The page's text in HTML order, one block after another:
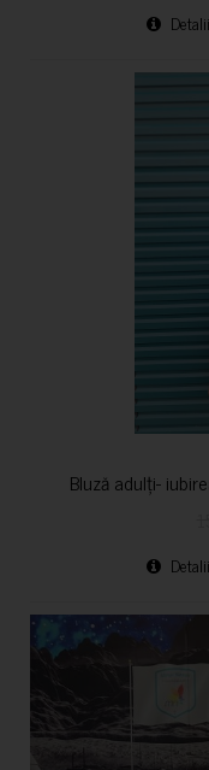
Detalii
Bluză adulți-
Detalii